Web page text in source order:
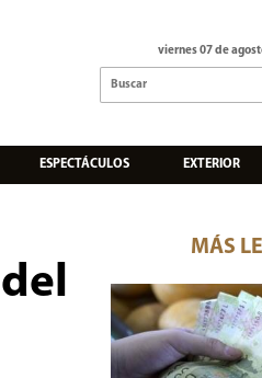
viernes 07 de
ESPECTÁCULOS EXTERIOR
MÁS